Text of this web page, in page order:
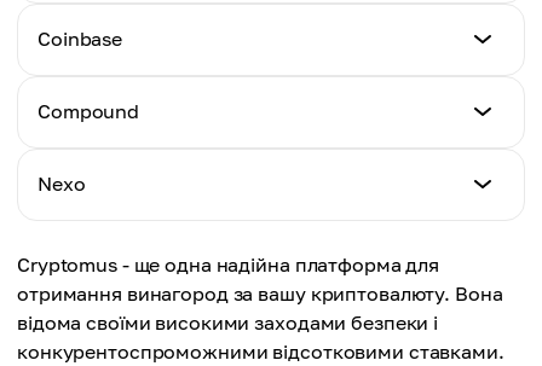
APY
Coinbase
APY
Compound
APY
Nexo
до 14%
Cryptomus - ще одна надійна платформа для
отримання винагород за вашу криптовалюту. Вона
відома своїми високими заходами безпеки і
конкурентоспроможними відсотковими ставками.